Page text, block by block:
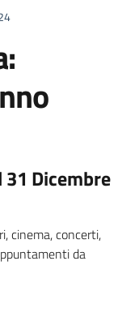
Dicembre
cinema, concerti,
da